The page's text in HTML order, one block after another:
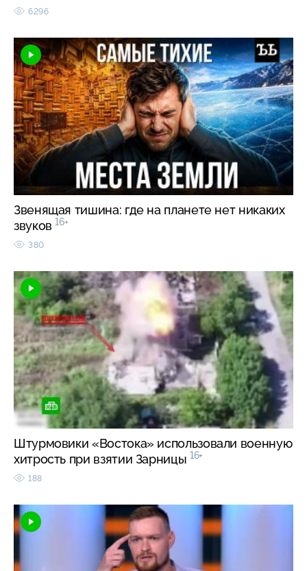
6296
Звенящая тишина: где на планете нет никаких
звуков 16+
380
Штурмовики «Востока» использовали военную
хитрость при взятии Зарницы 16+
188